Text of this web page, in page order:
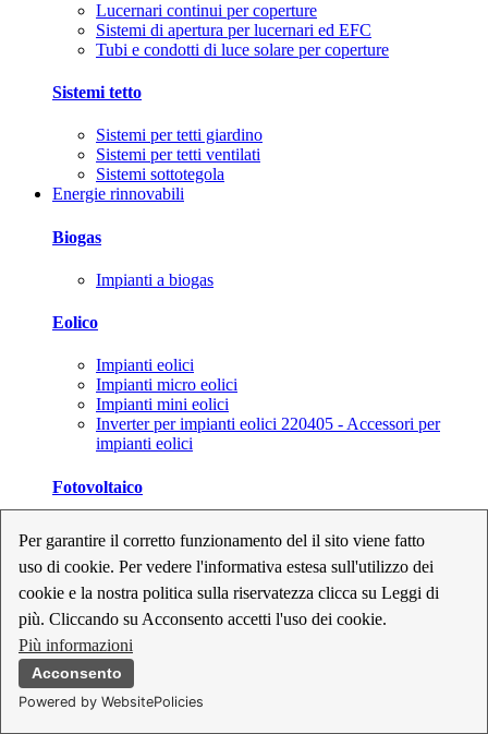
Per garantire il corretto funzionamento del il sito viene fatto
uso di cookie. Per vedere l'informativa estesa sull'utilizzo dei
cookie e la nostra politica sulla riservatezza clicca su Leggi di
più. Cliccando su Acconsento accetti l'uso dei cookie.
Più informazioni
Acconsento
Powered by WebsitePolicies
Lucernari continui per coperture
Sistemi di apertura per lucernari ed EFC
Tubi e condotti di luce solare per coperture
Sistemi tetto
Sistemi per tetti giardino
Sistemi per tetti ventilati
Sistemi sottotegola
Energie rinnovabili
Biogas
Impianti a biogas
Eolico
Impianti eolici
Impianti micro eolici
Impianti mini eolici
Inverter per impianti eolici 220405 - Accessori per
impianti eolici
Fotovoltaico
Inverter per impianti fotovoltaici
Kit per impianti fotovoltaici
Moduli fotovoltaici
Sistemi di monitoraggio per impianti fotovoltaici
Strumenti di collaudo e configurazione per impianti
fotovoltaici
Supporti per impianti fotovoltaici
Geotermia